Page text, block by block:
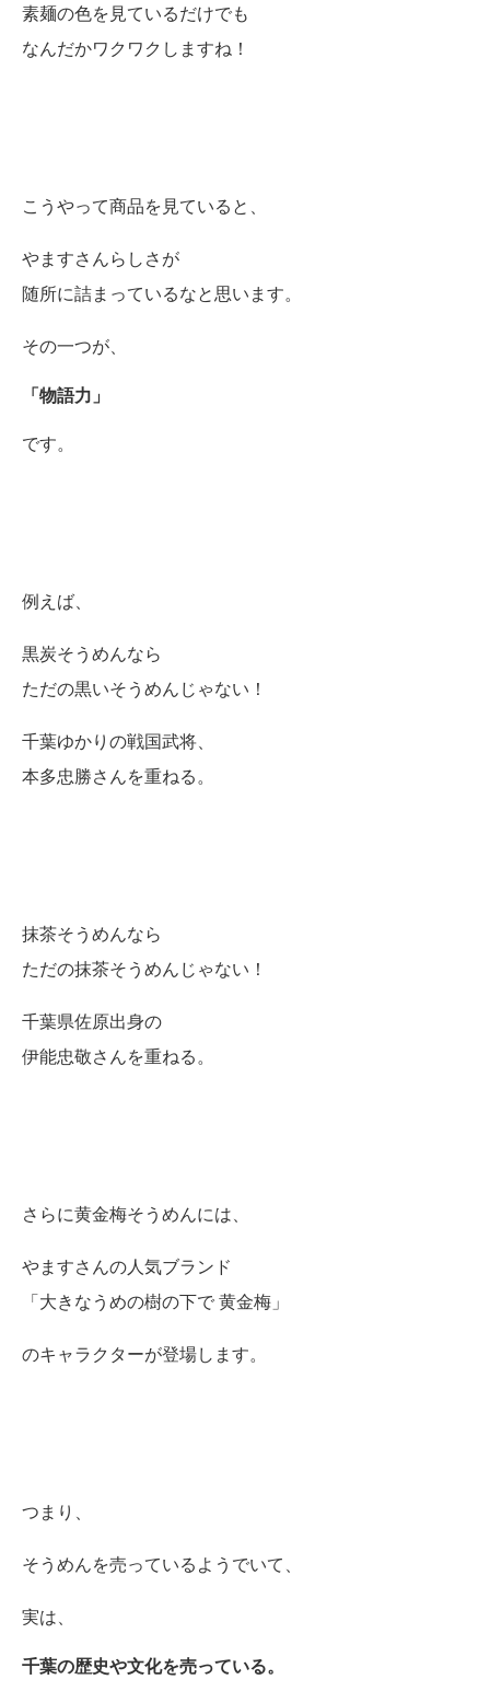
素麺の色を見ているだけでも
なんだかワクワクしますね！
こうやって商品を見ていると、
やますさんらしさが
随所に詰まっているなと思います。
その一つが、
「物語力」
です。
例えば、
黒炭そうめんなら
ただの黒いそうめんじゃない！
千葉ゆかりの戦国武将、
本多忠勝さんを重ねる。
抹茶そうめんなら
ただの抹茶そうめんじゃない！
千葉県佐原出身の
伊能忠敬さんを重ねる。
さらに黄金梅そうめんには、
やますさんの人気ブランド
「大きなうめの樹の下で 黄金梅」
のキャラクターが登場します。
つまり、
そうめんを売っているようでいて、
実は、
千葉の歴史や文化を売っている。